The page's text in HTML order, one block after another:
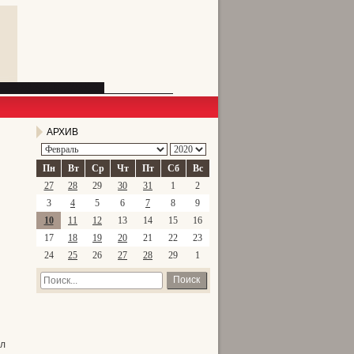
АРХИВ
Пн Вт Ср Чт Пт Сб
Вс
27
28 29 30 31 1
2
3
4 5 6 7 8
9
10
11 12 13 14 15
16
17
18 19 20 21 22
23
24
25 26 27 28 29 1
Поиск